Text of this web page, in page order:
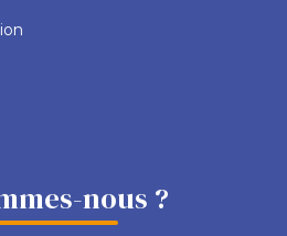
nous ?